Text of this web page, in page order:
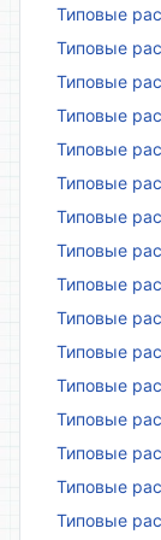
Типовые
Типовые
Типовые
Типовые
Типовые
Типовые
Типовые
Типовые
Типовые
Типовые
Типовые
Типовые
Типовые
Типовые
Типовые
Типовые